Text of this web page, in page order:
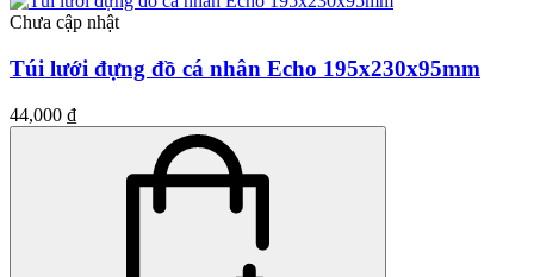
Chưa cập nhật
Túi lưới đựng đồ cá nhân Echo 195x230x95mm
44,000 ₫